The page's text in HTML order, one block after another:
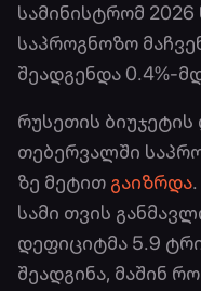
სამინისტრომ
საპროგნოზო
შეადგენდა 0.4%-
რუსეთის
თებერვალში
ზე მეტით გაიზრდა
სამი თვის
დეფიციტმა 5.9
შეადგინა, მაშინ